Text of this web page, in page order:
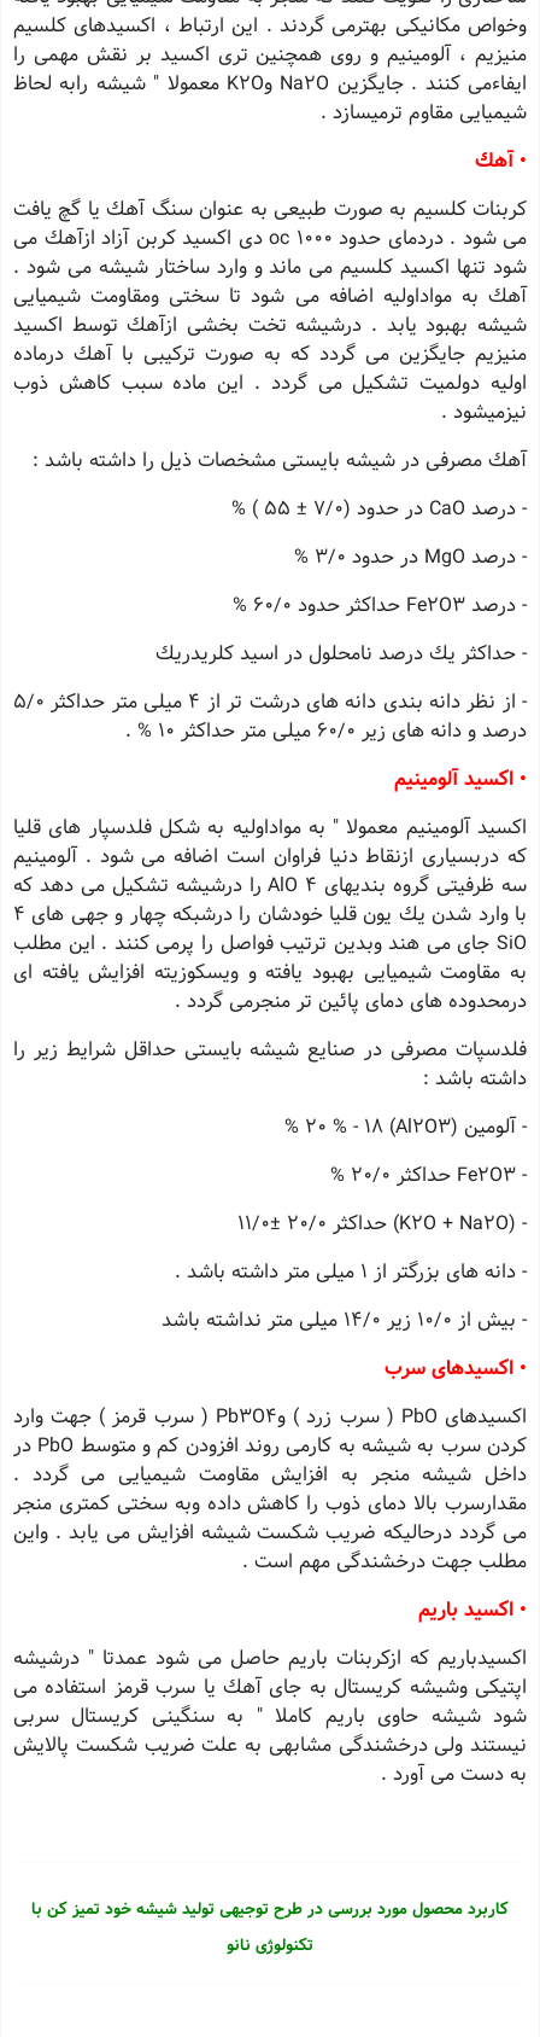
وخواص مكانیكی بهترمی گردند . این ارتباط ، اكسیدهای كلسیم
منیزیم ، آلومینیم و روی همچنین تری اكسید بر نقش مهمی را
ایفاءمی كنند . جایگزین Na2O وK2O معمولا " شیشه رابه لحاظ
شیمیایی مقاوم ترمیسازد .
• آهك
كربنات كلسیم به صورت طبیعی به عنوان سنگ آهك یا گچ یافت
می شود . دردمای حدود oc 1000 دی اكسید كربن آزاد ازآهك می
شود تنها اكسید كلسیم می ماند و وارد ساختار شیشه می شود .
آهك به مواداولیه اضافه می شود تا سختی ومقاومت شیمیایی
شیشه بهبود یابد . درشیشه تخت بخشی ازآهك توسط اكسید
منیزیم جایگزین می گردد كه به صورت تركیبی با آهك درماده
اولیه دولمیت تشكیل می گردد . این ماده سبب كاهش ذوب
نیزمیشود .
آهك مصرفی در شیشه بایستی مشخصات ذیل را داشته باشد :
- درصد CaO در حدود (7/0 ± 55 ) %
- درصد MgO در حدود 3/0 %
- درصد Fe2O3 حداكثر حدود 60/0 %
- حداكثر یك درصد نامحلول در اسید كلریدریك
- از نظر دانه بندی دانه های درشت تر از 4 میلی متر حداكثر 5/0
درصد و دانه های زیر 60/0 میلی متر حداكثر 10 % .
• اكسید آلومینیم
اكسید آلومینیم معمولا " به مواداولیه به شكل فلدسپار های قلیا
كه دربسیاری ازنقاط دنیا فراوان است اضافه می شود . آلومینیم
سه ظرفیتی گروه بندیهای 4 AlO را درشیشه تشكیل می دهد كه
با وارد شدن یك یون قلیا خودشان را درشبكه چهار و جهی های 4
SiO جای می هند وبدین ترتیب فواصل را پرمی كنند . این مطلب
به مقاومت شیمیایی بهبود یافته و ویسكوزیته افزایش یافته ای
درمحدوده های دمای پائین تر منجرمی گردد .
فلدسپات مصرفی در صنایع شیشه بایستی حداقل شرایط زیر را
داشته باشد :
- آلومین (Al2O3) 20 % - 18 %
- Fe2O3 حداكثر 20/0 %
- (K2O + Na2O) حداكثر 20/0 ±11/0
- دانه های بزرگتر از 1 میلی متر داشته باشد .
- بیش از 10/0 زیر 14/0 میلی متر نداشته باشد
• اكسیدهای سرب
اكسیدهای PbO ( سرب زرد ) وPb3O4 ( سرب قرمز ) جهت وارد
كردن سرب به شیشه به كارمی روند افزودن كم و متوسط PbO در
داخل شیشه منجر به افزایش مقاومت شیمیایی می گردد .
مقدارسرب بالا دمای ذوب را كاهش داده وبه سختی كمتری منجر
می گردد درحالیكه ضریب شكست شیشه افزایش می یابد . واین
مطلب جهت درخشندگی مهم است .
• اكسید باریم
اكسیدباریم كه ازكربنات باریم حاصل می شود عمدتا " درشیشه
اپتیكی وشیشه كریستال به جای آهك یا سرب قرمز استفاده می
شود شیشه حاوی باریم كاملا " به سنگینی كریستال سربی
نیستند ولی درخشندگی مشابهی به علت ضریب شكست پالایش
به دست می آورد .
کاربرد محصول مورد بررسی در طرح توجیهی تولید شیشه خود تمیز کن با
تکنولوژی نانو